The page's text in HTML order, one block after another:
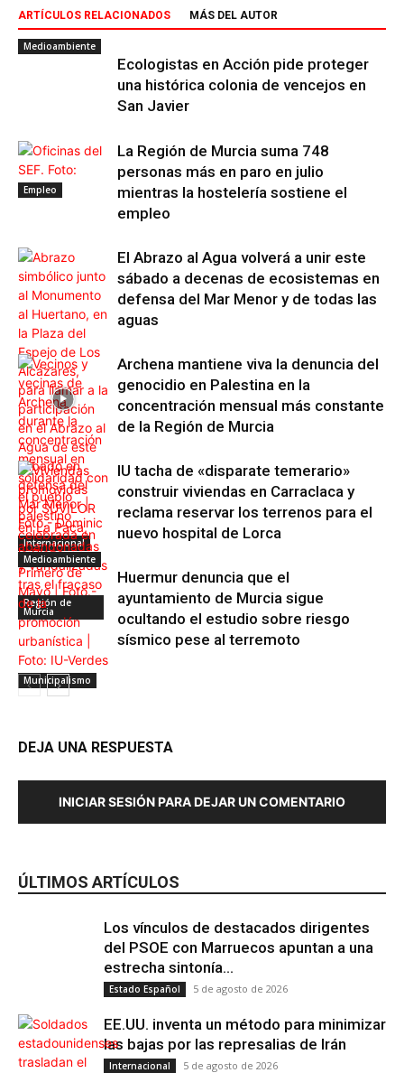
ARTÍCULOS RELACIONADOS MÁS DEL AUTOR
Medioambiente
Ecologistas en Acción pide proteger
una histórica colonia de vencejos en
San Javier
Empleo
La Región de Murcia suma 748
personas más en paro en julio
mientras la hostelería sostiene el
empleo
Internacional
El Abrazo al Agua volverá a unir este
sábado a decenas de ecosistemas en
defensa del Mar Menor y de todas las
aguas
Región de
Murcia
Archena mantiene viva la denuncia del
genocidio en Palestina en la
concentración mensual más constante
de la Región de Murcia
Municipalismo
IU tacha de «disparate temerario»
construir viviendas en Carraclaca y
reclama reservar los terrenos para el
nuevo hospital de Lorca
Medioambiente
Huermur denuncia que el
ayuntamiento de Murcia sigue
ocultando el estudio sobre riesgo
sísmico pese al terremoto
DEJA UNA RESPUESTA
INICIAR SESIÓN PARA DEJAR UN COMENTARIO
ÚLTIMOS ARTÍCULOS
Los vínculos de destacados dirigentes
del PSOE con Marruecos apuntan a una
estrecha sintonía...
Estado Español 5 de agosto de 2026
EE.UU. inventa un método para minimizar
las bajas por las represalias de Irán
Internacional 5 de agosto de 2026